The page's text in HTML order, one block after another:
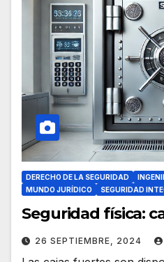
DERECHO DE LA SEGURIDAD
MUNDO JURÍDICO
SEGURIDAD
Seguridad física:
26 SEPTIEMBRE, 2024